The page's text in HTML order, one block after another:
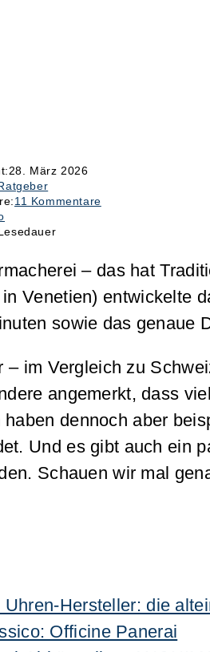
28. März 2026
11 Kommentare
– das hat
in Venetien) entwickelte
sowie das genaue
– im Vergleich zu
angemerkt, dass
haben dennoch aber
Und es gibt auch ein
Schauen wir mal
Uhren-Hersteller: die
Officine Panerai